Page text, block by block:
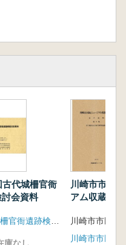
古代城柵官衙
会資料
川崎市市民
アム収蔵品
川崎考古学
蔵資料